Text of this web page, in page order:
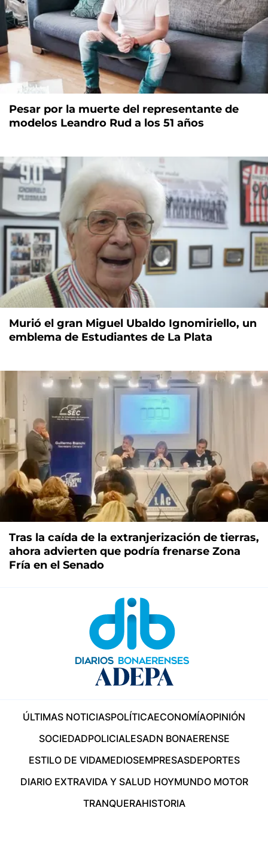
Pesar por la muerte del representante de
modelos Leandro Rud a los 51 años
Murió el gran Miguel Ubaldo Ignomiriello, un
emblema de Estudiantes de La Plata
Tras la caída de la extranjerización de tierras,
ahora advierten que podría frenarse Zona
Fría en el Senado
ÚLTIMAS NOTICIASPOLÍTICAECONOMÍAOPINIÓN
SOCIEDADPOLICIALESADN BONAERENSE
ESTILO DE VIDAMEDIOSEMPRESASDEPORTES
DIARIO EXTRAVIDA Y SALUD HOYMUNDO MOTOR
TRANQUERAHISTORIA